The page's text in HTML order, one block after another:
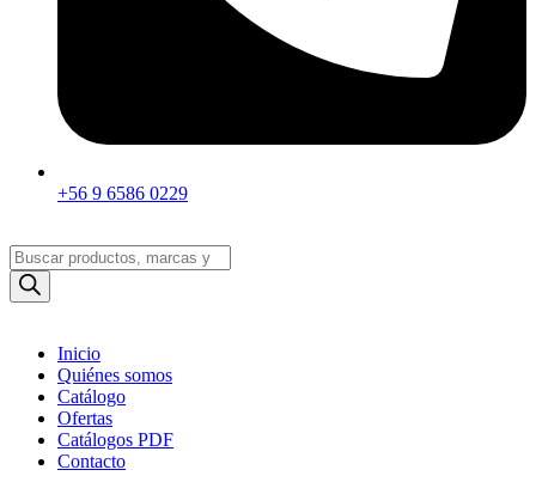
+56 9 6586 0229
Búsqueda
de
productos
Inicio
Quiénes somos
Catálogo
Ofertas
Catálogos PDF
Contacto